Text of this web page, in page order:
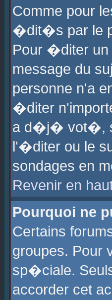
Comme pour
�dit�s par le
Pour �diter un
message du
personne n'a
�diter
a d�j� vot�,
l'�diter ou le
sondages en
Revenir en
Pourquoi ne
Certains
groupes. Pour
sp�ciale.
accorder cet